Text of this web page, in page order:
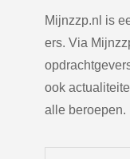
Mijnzzp.nl is
ers. Via
ook
alle beroepen.